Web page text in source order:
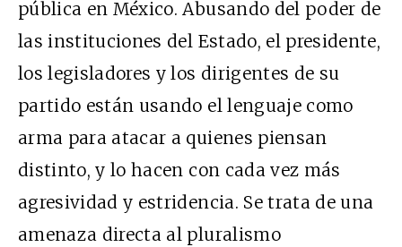
pública en México. Abusando del poder de
las instituciones del Estado, el presidente,
los legisladores y los dirigentes de su
partido están usando el lenguaje como
arma para atacar a quienes piensan
distinto, y lo hacen con cada vez más
agresividad y estridencia. Se trata de una
amenaza directa al pluralismo